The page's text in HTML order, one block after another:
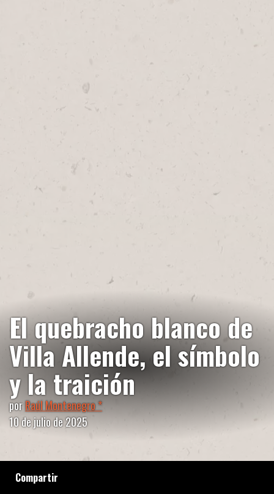
Compartir
El quebracho blanco de
Villa Allende, el símbolo
y la traición
porRaúl Montenegro *
10 de julio de 2025